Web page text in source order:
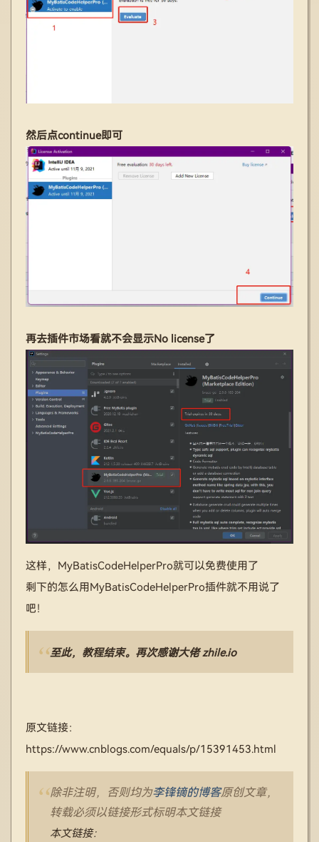
然后点continue即可
再去插件市场看就不会显示No license了
这样，MyBatisCodeHelperPro就可以免费使用了
剩下的怎么用MyBatisCodeHelperPro插件就不用说了
吧！
至此，教程结束。再次感谢大佬 zhile.io
原文链接：
https://www.cnblogs.com/equals/p/15391453.html
除非注明，否则均为李锋镝的博客原创文章，
转载必须以链接形式标明本文链接
本文链接：